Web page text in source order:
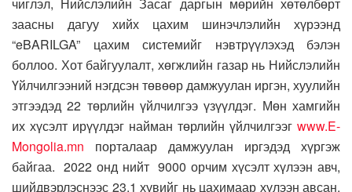
заасны дагуу хийх цахим шинэчлэлийн хүрээнд
“eBARILGA” цахим системийг нэвтрүүлэхэд бэлэн
боллоо. Хот байгуулалт, хөгжлийн газар нь Нийслэлийн
Үйлчилгээний нэгдсэн төвөөр дамжуулан иргэн, хуулийн
этгээдэд 22 төрлийн үйлчилгээ үзүүлдэг. Мөн хамгийн
их хүсэлт ирүүлдэг найман төрлийн үйлчилгээг www.E-
Mongolia.mn порталаар дамжуулан иргэдэд хүргэж
байгаа. 2022 онд нийт 9000 орчим хүсэлт хүлээн авч,
шийдвэрлэснээс 23.1 хувийг нь цахимаар хүлээн авсан.